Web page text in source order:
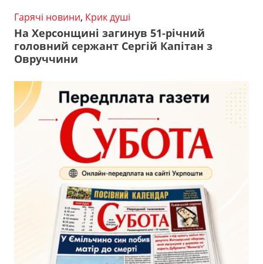
Гарячі новини, Крик душі
На Херсонщині загинув 51-річний
головний сержант Сергій Капітан з
Овруччини